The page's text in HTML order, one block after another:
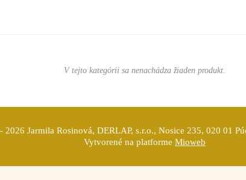
V tejto kategórii sa nenachádza žiaden produkt.
2026 Jarmila Rosinová, DERLAP, s.r.o., Nosice 235, 020 01
Vytvorené na platforme Mioweb